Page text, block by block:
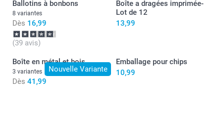
Ballotins à bonbons
8 variantes
Dès 16,99
(39 avis)
Boîte a dragées imprimée-
Lot de 12
13,99
Nouvelle Variante
Boîte en métal et bois
3 variantes
Dès 41,99
Emballage pour chips
10,99